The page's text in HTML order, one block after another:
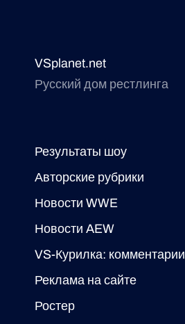
VSplanet.net
Русский дом рестлинга
Результаты шоу
Авторские рубрики
Новости WWE
Новости AEW
VS-Курилка: комментарии
Реклама на сайте
Ростер